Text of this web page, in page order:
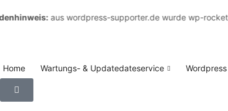
aus wordpress-supporter.de wurde wp-rockets.de
Home Wartungs- & Updatedateservice